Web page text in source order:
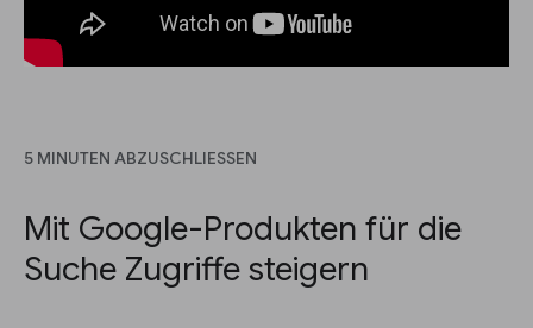
5 MINUTEN ABZUSCHLIESSEN
Mit Google-Produkten für die
Suche Zugriffe steigern